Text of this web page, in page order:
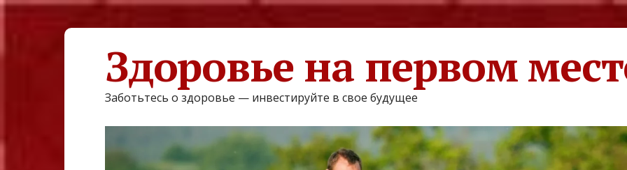
Здоровье на первом
Заботьтесь о здоровье — инвестируйте в свое будущее